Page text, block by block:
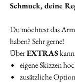
Schmuck, deine
Du möchtest das
haben? Sehr gerne!
ÜberEXTRAS
eigene Skizzen
zusätzliche